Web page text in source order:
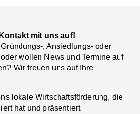
mit uns auf!
, Ansiedlungs- oder
wollen News und Termine auf
Wir freuen uns auf Ihre
lokale Wirtschaftsförderung, die
hat und präsentiert.